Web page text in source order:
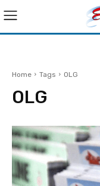
Home Tags OLG
OLG